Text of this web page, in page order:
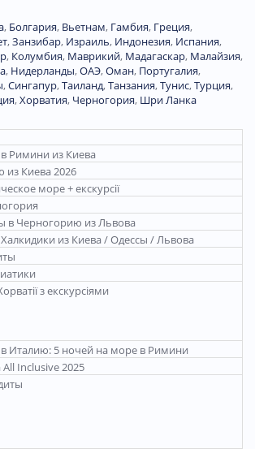
, Болгария, Вьетнам, Гамбия, Греция,
,Занзибар, Израиль, Индонезия, Испания,
, Колумбия, Маврикий, Мадагаскар, Малайзия,
, Нидерланды,ОАЭ,Оман, Португалия,
,Сингапур,Таиланд,Танзания,Тунис,Турция,
,Хорватия, Черногория, Шри Ланка